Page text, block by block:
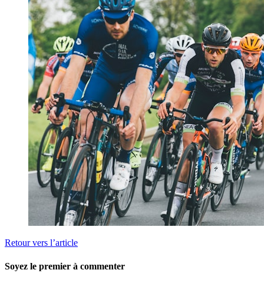
Retour vers l’article
Soyez le premier à commenter